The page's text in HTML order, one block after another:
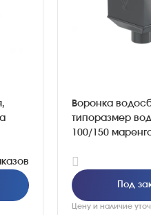
Воронка
типоразмер
100/150
Под
Цену и наличие